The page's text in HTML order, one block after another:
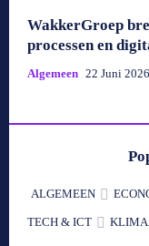
WakkerGroep
processen en
Algemeen 22 Juni 2026
ALGEMEEN
TECH & ICT